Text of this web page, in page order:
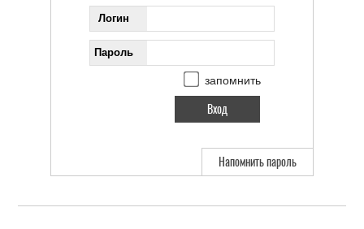
Логин
Пароль
запомнить
Напомнить пароль